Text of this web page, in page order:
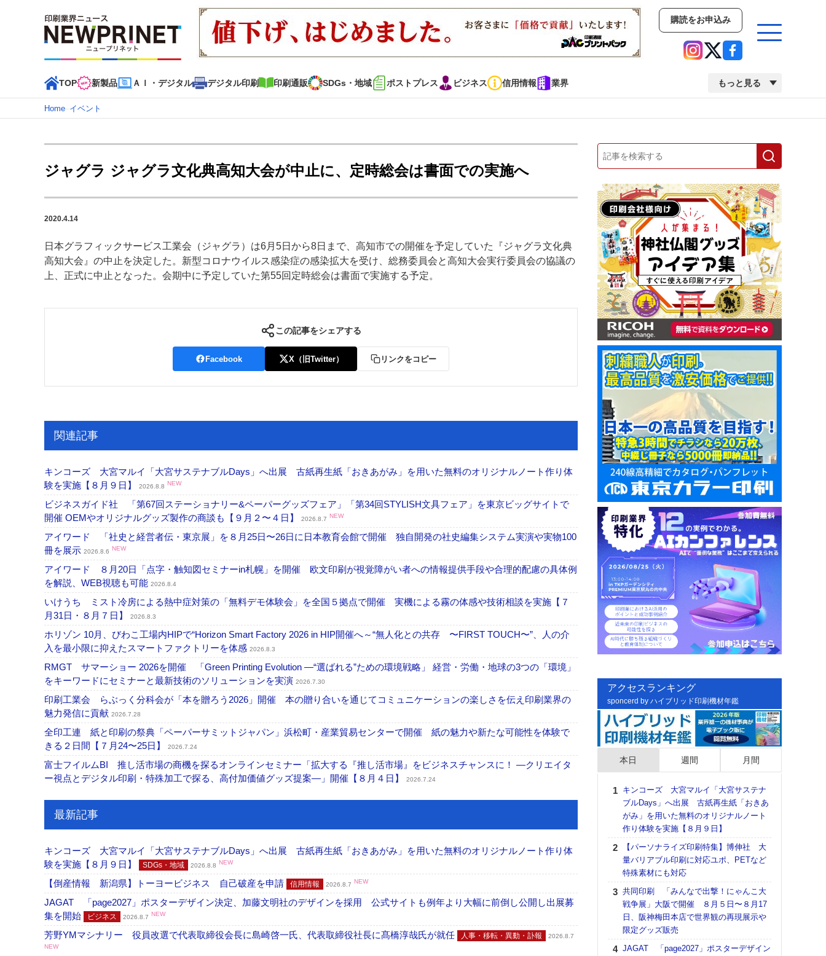
購読をお申込み
TOP 新製品 ＡＩ・デジタル デジタル印刷 印刷通販 SDGs・地域 ポストプレス ビジネス 信用情報 業界 もっと見る
イベント
インデックス
TOP 新着記事 特集記事 動画コンテンツ インタビュー コレクション
カテゴリー一覧
新商品 新製品 ＡＩ・デジタル デジタル印刷 印刷通販 SDGs・地域 ポストプレス ビジネス イベント 信用情報 業界 市場・統計 人事・移転・異動・訃報
特集記事カテゴリー一覧
2022 見える化・MIS特集 特集・デジタル印刷 アイデアで勝負！ ～多様なビジネス・多彩な商材～ JAPAN PACK 2023 特集 中古印刷機・製本機特集
2022 検査・校正特集
特集・デジタル印刷 ～ 新成長軌道を描く
Home–イベント
ジャグラ ジャグラ文化典高知大会が中止に、定時総会は書面での実施へ
2020.4.14
日本グラフィックサービス工業会（ジャグラ）は6月5日から8日まで、高知市での開催を予定していた『ジャグラ文化典
高知大会』の中止を決定した。新型コロナウイルス感染症の感染拡大を受け、総務委員会と高知大会実行委員会の協議の
上、正式に中止となった。会期中に予定していた第55回定時総会は書面で実施する予定。
この記事をシェアする
Facebook X（旧Twitter） リンクをコピー
関連記事
キンコーズ 大宮マルイ「大宮サステナブルDays」へ出展 古紙再生紙「おきあがみ」を用いた無料のオリジナルノート作り体
験を実施【８月９日】
2026.8.8 NEW
ビジネスガイド社 「第67回ステーショナリー&ペーパーグッズフェア」「第34回STYLISH文具フェア」を東京ビッグサイトで
開催 OEMやオリジナルグッズ製作の商談も【９月２〜４日】
2026.8.7 NEW
アイワード 「社史と経営者伝・東京展」を８月25日〜26日に日本教育会館で開催 独自開発の社史編集システム実演や実物100
冊を展示 2026.8.6 NEW
アイワード ８月20日「点字・触知図セミナーin札幌」を開催 欧文印刷が視覚障がい者への情報提供手段や合理的配慮の具体例
を解説、WEB視聴も可能 2026.8.4
いけうち ミスト冷房による熱中症対策の「無料デモ体験会」を全国５拠点で開催 実機による霧の体感や技術相談を実施【７
月31日・８月７日】
2026.8.3
ホリゾン 10月、びわこ工場内HIPで“Horizon Smart Factory 2026 in HIP開催へ～“無人化との共存 〜FIRST TOUCH〜”、人の介
入を最小限に抑えたスマートファクトリーを体感 2026.8.3
RMGT サマーショー 2026を開催 「Green Printing Evolution ―“選ばれる”ための環境戦略」 経営・労働・地球の3つの「環境」
をキーワードにセミナーと最新技術のソリューションを実演 2026.7.30
印刷工業会 らぶっく分科会が「本を贈ろう2026」開催 本の贈り合いを通じてコミュニケーションの楽しさを伝え印刷業界の
魅力発信に貢献 2026.7.28
全印工連 紙と印刷の祭典「ペーパーサミットジャパン」浜松町・産業貿易センターで開催 紙の魅力や新たな可能性を体験で
きる２日間【７月24〜25日】
2026.7.24
富士フイルムBI 推し活市場の商機を探るオンラインセミナー「拡大する『推し活市場』をビジネスチャンスに！ ―クリエイタ
ー視点とデジタル印刷・特殊加工で探る、高付加価値グッズ提案―」開催【８月４日】
2026.7.24
最新記事
キンコーズ 大宮マルイ「大宮サステナブルDays」へ出展 古紙再生紙「おきあがみ」を用いた無料のオリジナルノート作り体
験を実施【８月９日】
SDGs・地域 2026.8.8 NEW
【倒産情報 新潟県】トーヨービジネス 自己破産を申請 信用情報 2026.8.7 NEW
JAGAT 「page2027」ポスターデザイン決定、加藤文明社のデザインを採用 公式サイトも例年より大幅に前倒し公開し出展募
集を開始
ビジネス 2026.8.7 NEW
芳野YMマシナリー 役員改選で代表取締役会長に島崎啓一氏、代表取締役社長に髙橋淳哉氏が就任 人事・移転・異動・訃報
2026.8.7
NEW
アクセスランキング
sponcerd by ハイブリッド印刷機材年鑑
本日 週間 月間
キンコーズ 大宮マルイ「大宮サステナ
ブルDays」へ出展 古紙再生紙「おきあ
がみ」を用いた無料のオリジナルノート
作り体験を実施【８月９日】
【パーソナライズ印刷特集】博伸社 大
量バリアブル印刷に対応ユポ、PETなど
特殊素材にも対応
共同印刷 「みんなで出撃！にゃんこ大
戦争展」大阪で開催 ８月５日〜８月17
日、阪神梅田本店で世界観の再現展示や
限定グッズ販売
JAGAT 「page2027」ポスターデザイン